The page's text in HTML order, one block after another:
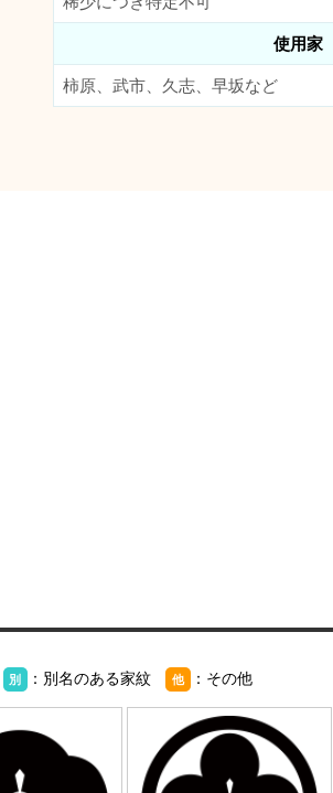
使用家
柿原、武市、久志、早坂など
別 ：別名のある家紋 他 ：その他